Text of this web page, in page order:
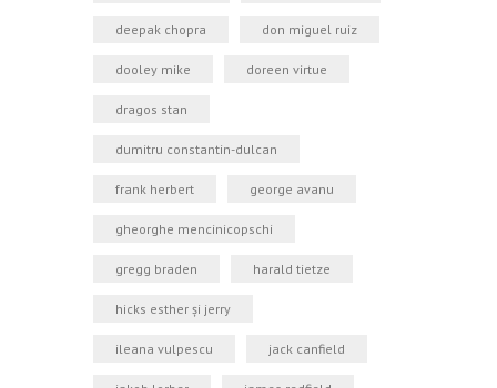
deepak chopra don miguel ruiz
dooley mike doreen virtue
dragos stan
dumitru constantin-dulcan
frank herbert george avanu
gheorghe mencinicopschi
gregg braden harald tietze
hicks esther şi jerry
ileana vulpescu jack canfield